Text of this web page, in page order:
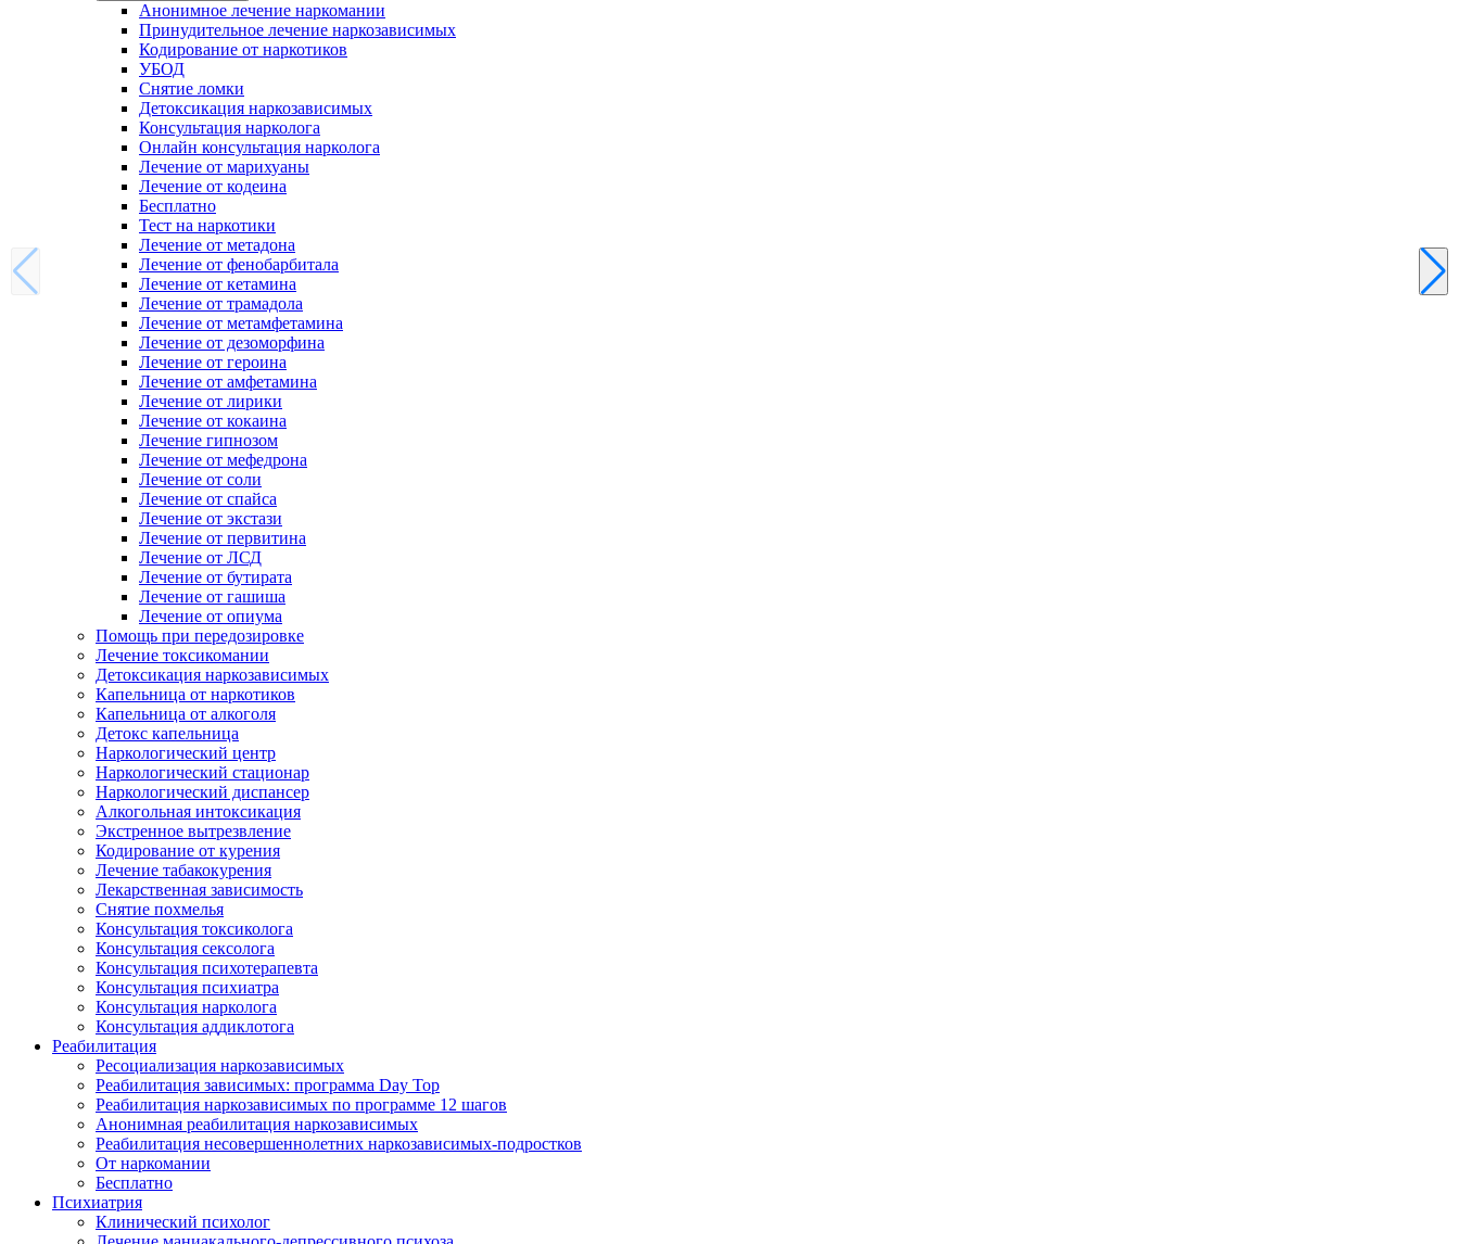
Анонимное лечение наркомании
Принудительное лечение наркозависимых
Кодирование от наркотиков
УБОД
Снятие ломки
Детоксикация наркозависимых
Консультация нарколога
Онлайн консультация нарколога
Лечение от марихуаны
Лечение от кодеина
Бесплатно
Тест на наркотики
Лечение от метадона
Лечение от фенобарбитала
Лечение от кетамина
Лечение от трамадола
Лечение от метамфетамина
Лечение от дезоморфина
Лечение от героина
Лечение от амфетамина
Лечение от лирики
Лечение от кокаина
Лечение гипнозом
Лечение от мефедрона
Лечение от соли
Лечение от спайса
Лечение от экстази
Лечение от первитина
Лечение от ЛСД
Лечение от бутирата
Лечение от гашиша
Лечение от опиума
Помощь при передозировке
Лечение токсикомании
Детоксикация наркозависимых
Капельница от наркотиков
Капельница от алкоголя
Детокс капельница
Наркологический центр
Наркологический стационар
Наркологический диспансер
Алкогольная интоксикация
Экстренное вытрезвление
Кодирование от курения
Лечение табакокурения
Лекарственная зависимость
Снятие похмелья
Консультация токсиколога
Консультация сексолога
Консультация психотерапевта
Консультация психиатра
Консультация нарколога
Консультация аддиклотога
Реабилитация
Ресоциализация наркозависимых
Реабилитация зависимых: программа Day Top
Реабилитация наркозависимых по программе 12 шагов
Анонимная реабилитация наркозависимых
Реабилитация несовершеннолетних наркозависимых-подростков
От наркомании
Бесплатно
Психиатрия
Клинический психолог